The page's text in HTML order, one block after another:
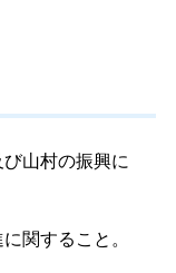
山村の振興に
関すること。